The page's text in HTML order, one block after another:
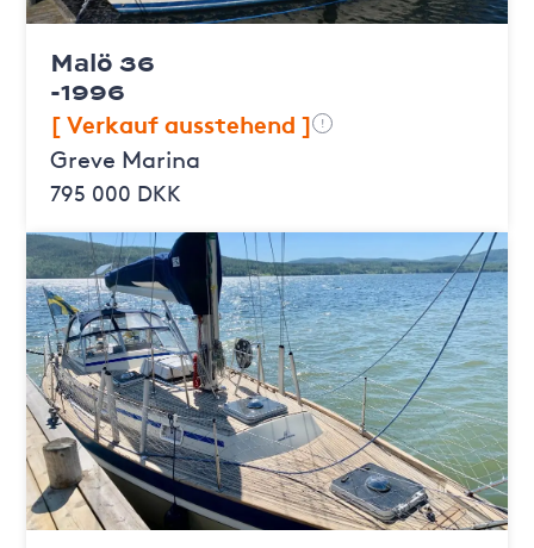
Malö 36
-1996
[ Verkauf ausstehend ] !
Greve Marina
795 000 DKK